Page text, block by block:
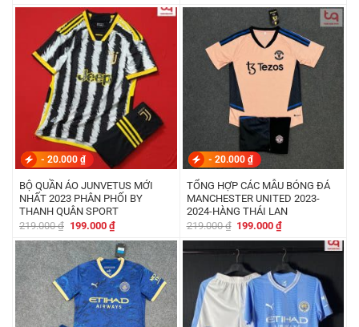
là:
199.000 ₫.
tại
là:
179.000 ₫.
là:
219.000 ₫.
tại
199.000 ₫.
- 20.000 ₫
BỘ QUẦN ÁO JUNVETUS MỚI
NHẤT 2023 PHÂN PHỐI BY
THANH QUÂN SPORT
219.000₫ Giá
là:
219.000 ₫.
199.000 ₫Giá
hiện
tại
là:
199.000 ₫.
- 20.000 ₫
TỔNG HỢP CÁC MẪU BÓNG ĐÁ
MANCHESTER UNITED 2023-
2024-HÀNG THÁI LAN
219.000₫ Giá
là:
219.000 ₫.
199.000₫Giá
tại
là:
199.000 ₫.